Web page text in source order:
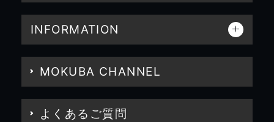
INFORMATION
MOKUBA CHANNEL
よくあるご質問